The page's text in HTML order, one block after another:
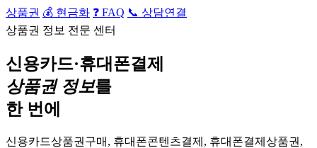
상품권 💰 현금화 ❓ FAQ 📞 상담연결
상품권 정보 전문 센터
신용카드·휴대폰결제
상품권 정보를
한 번에
신용카드상품권구매, 휴대폰콘텐츠결제, 휴대폰결제상품권,